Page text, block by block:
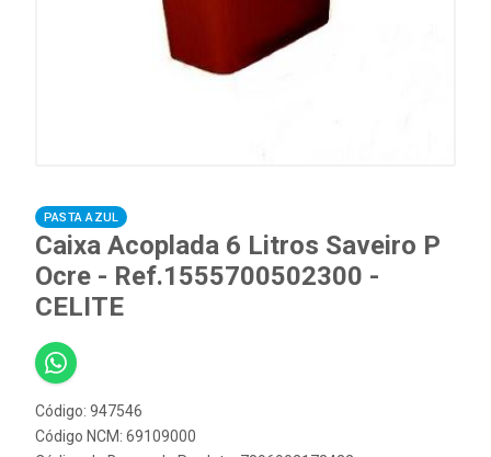
PASTA AZUL
Caixa Acoplada 6 Litros Saveiro P
Ocre - Ref.1555700502300 -
CELITE
Código: 947546
Código NCM: 69109000